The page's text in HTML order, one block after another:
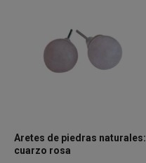
Aretes de piedras naturales:
cuarzo rosa